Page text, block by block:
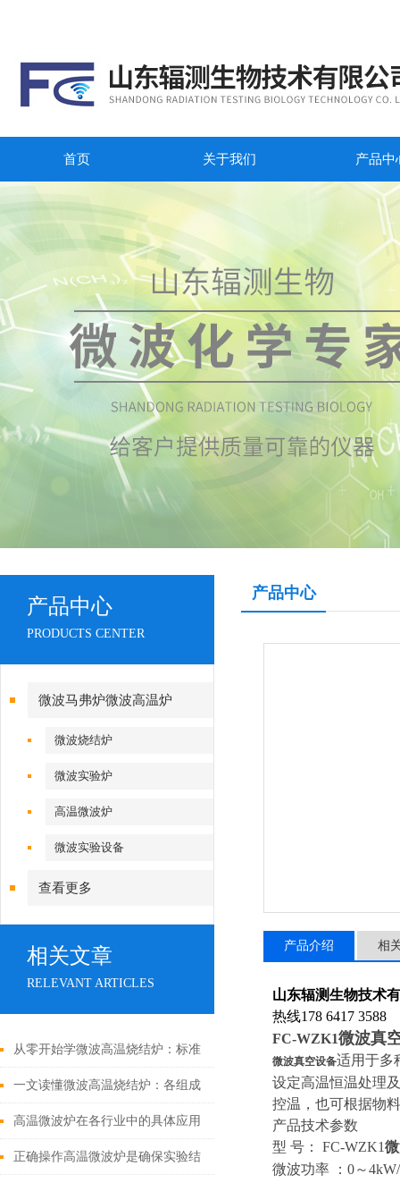
首页 关于我们 产品中
产品中心
PRODUCTS CENTER
微波马弗炉微波高温炉
微波烧结炉
微波实验炉
高温微波炉
微波实验设备
查看更多
相关文章
RELEVANT ARTICLES
从零开始学微波高温烧结炉：标准
操作流程与使用要点
一文读懂微波高温烧结炉：各组成
部件的功能特点及协同工作原理
高温微波炉在各行业中的具体应用
分享
正确操作高温微波炉是确保实验结
产品中心
产品介绍 相
山东辐测生物技术
热线178 6417 3588
FC-WZK1微波真
微波真空设备适用于多
设定高温恒温处理
控温，也可根据物
产品技术参数
型 号： FC-WZK1
微波功率 ：0～